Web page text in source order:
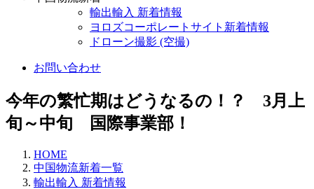
輸出輸入 新着情報
ヨロズコーポレートサイト新着情報
ドローン撮影 (空撮)
お問い合わせ
今年の繁忙期はどうなるの！？ 3月上
旬～中旬 国際事業部！
HOME
中国物流新着一覧
輸出輸入 新着情報